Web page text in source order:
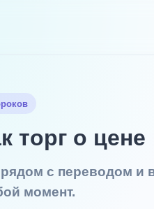
торг о цене
рядом с переводом и
момент.